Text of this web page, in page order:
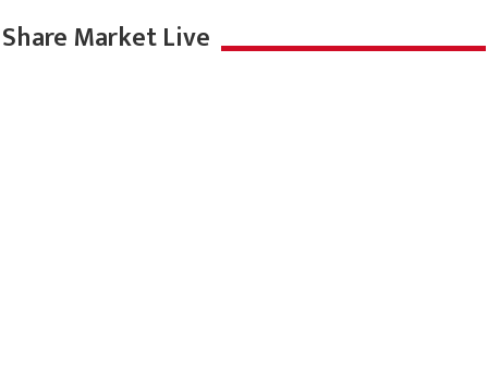
Share Market Live